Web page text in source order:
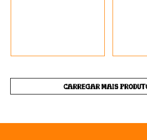
CARREGAR MAIS